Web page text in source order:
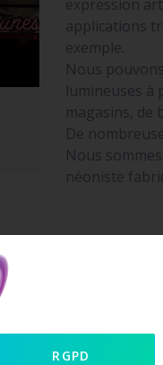
expression
applications
exemple.
Nous
lumineuses à
magasins, de
De
Nous
néoniste
RGPD